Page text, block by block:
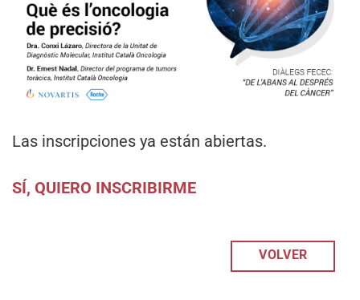
Las inscripciones ya están abiertas.
SÍ, QUIERO INSCRIBIRME
VOLVER